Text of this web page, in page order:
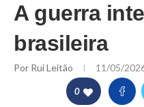
A guerra
brasileira
Por Rui Leitão 11/05/
0